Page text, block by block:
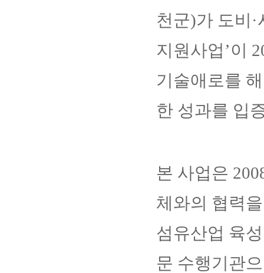
천군)가 도비
지원사업’이
기술애로를
한 성과를 입
본 사업은
체와의 협력
섬유산업 육
문 수행기관